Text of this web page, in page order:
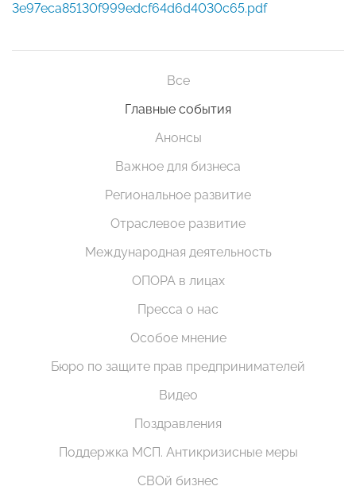
3e97eca85130f999edcf64d6d4030c65.pdf
Все
Главные события
Анонсы
Важное для бизнеса
Региональное развитие
Отраслевое развитие
Международная деятельность
ОПОРА в лицах
Пресса о нас
Особое мнение
Бюро по защите прав предпринимателей
Видео
Поздравления
Поддержка МСП. Антикризисные меры
СВОй бизнес